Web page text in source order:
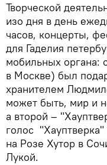
Творческой
изо дня в день
часов, концерты,
для Гаделия
мобильных органа:
в Москве) был
хранителем
может быть, мир и
а второй –
голос "Хауптверка"
на Розе Хутор в
Лукой.